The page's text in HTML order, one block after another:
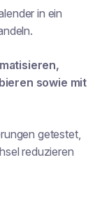
in ein
sowie mit
getestet,
reduzieren